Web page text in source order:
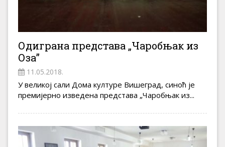
Одиграна представа „Чаробњак из
Оза”
11.05.2018.
У великој сали Дома културе Вишеград, синоћ је
премијерно изведена представа „Чаробњак из...